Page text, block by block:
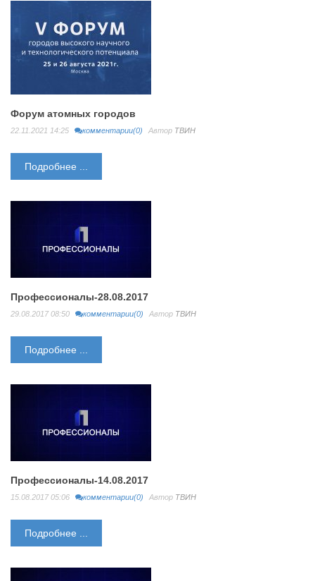
Форум атомных городов
22.11.2021 14:25 комментарии(0) Автор ТВИН
Подробнее ...
Профессионалы-28.08.2017
29.08.2017 08:50 комментарии(0) Автор ТВИН
Подробнее ...
Профессионалы-14.08.2017
15.08.2017 05:06 комментарии(0) Автор ТВИН
Подробнее ...